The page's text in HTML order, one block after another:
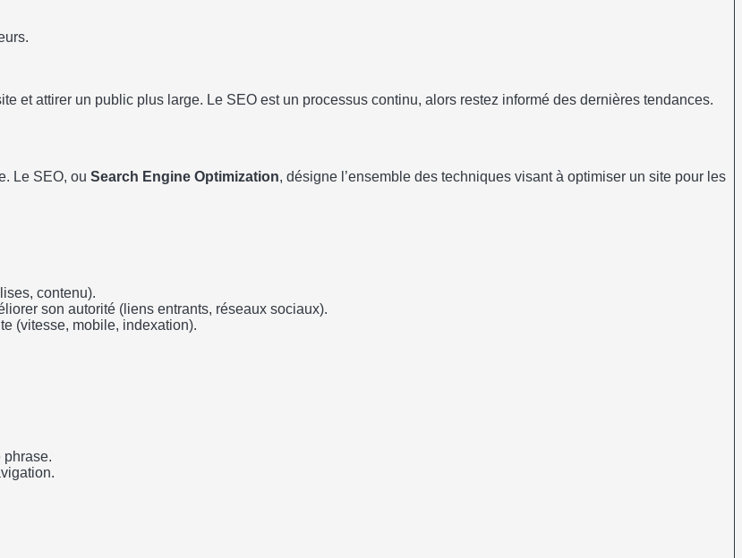
et attirer un public plus large. Le SEO est un processus continu, alors restez informé des dernières tendances.
Le SEO, ou Search Engine Optimization, désigne l’ensemble des techniques visant à optimiser un site pour les
contenu).
son autorité (liens entrants, réseaux sociaux).
(vitesse, mobile, indexation).
phrase.